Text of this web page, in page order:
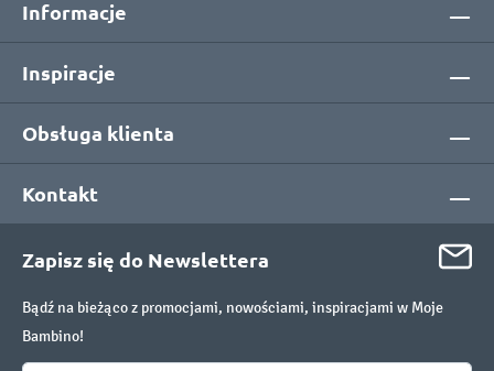
Informacje
Inspiracje
Obsługa klienta
Kontakt
Zapisz się do Newslettera
Bądź na bieżąco z promocjami, nowościami, inspiracjami w Moje
Bambino!